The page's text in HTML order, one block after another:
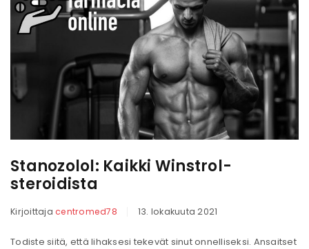
Stanozolol: Kaikki Winstrol-
steroidista
Kirjoittaja centromed78 13. lokakuuta 2021
Todiste siitä, että lihaksesi tekevät sinut onnelliseksi. Ansaitset